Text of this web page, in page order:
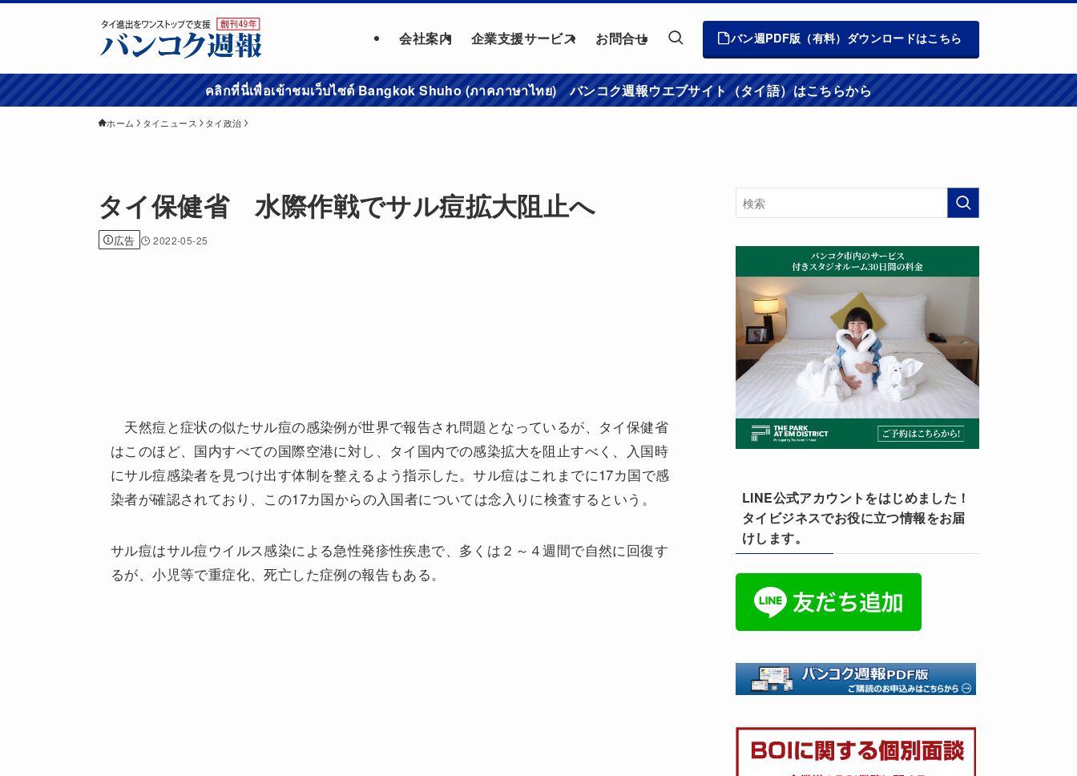
会社案内 企業支援サービス お問合せ バン週PDF版（有料）ダウンロードはこちら
คลิกที่นี่เพื่อเข้าชมเว็บไซต์ Bangkok Shuho (ภาคภาษาไทย) バンコク週報ウエブサイト（タイ語）はこちらから
ホーム タイニュース タイ政治
タイ保健省 水際作戦でサル痘拡大阻止へ
広告 2022-05-25
天然痘と症状の似たサル痘の感染例が世界で報告され問題となっているが、タイ保健省
はこのほど、国内すべての国際空港に対し、タイ国内での感染拡大を阻止すべく、入国時
にサル痘感染者を見つけ出す体制を整えるよう指示した。サル痘はこれまでに17カ国で感
染者が確認されており、この17カ国からの入国者については念入りに検査するという。
サル痘はサル痘ウイルス感染による急性発疹性疾患で、多くは２～４週間で自然に回復す
るが、小児等で重症化、死亡した症例の報告もある。
LINE公式アカウントをはじめました！
タイビジネスでお役に立つ情報をお届
けします。